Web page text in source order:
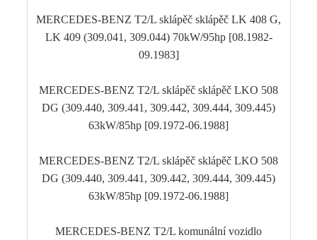
MERCEDES-BENZ T2/L sklápěč sklápěč LK 408 G,
LK 409 (309.041, 309.044) 70kW/95hp [08.1982-
09.1983]
MERCEDES-BENZ T2/L sklápěč sklápěč LKO 508
DG (309.440, 309.441, 309.442, 309.444, 309.445)
63kW/85hp [09.1972-06.1988]
MERCEDES-BENZ T2/L sklápěč sklápěč LKO 508
DG (309.440, 309.441, 309.442, 309.444, 309.445)
63kW/85hp [09.1972-06.1988]
MERCEDES-BENZ T2/L komunální vozidlo